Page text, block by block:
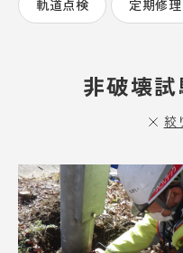
Tokyo
安心
シビ
軌道点検 定期修理
非破壊
絞